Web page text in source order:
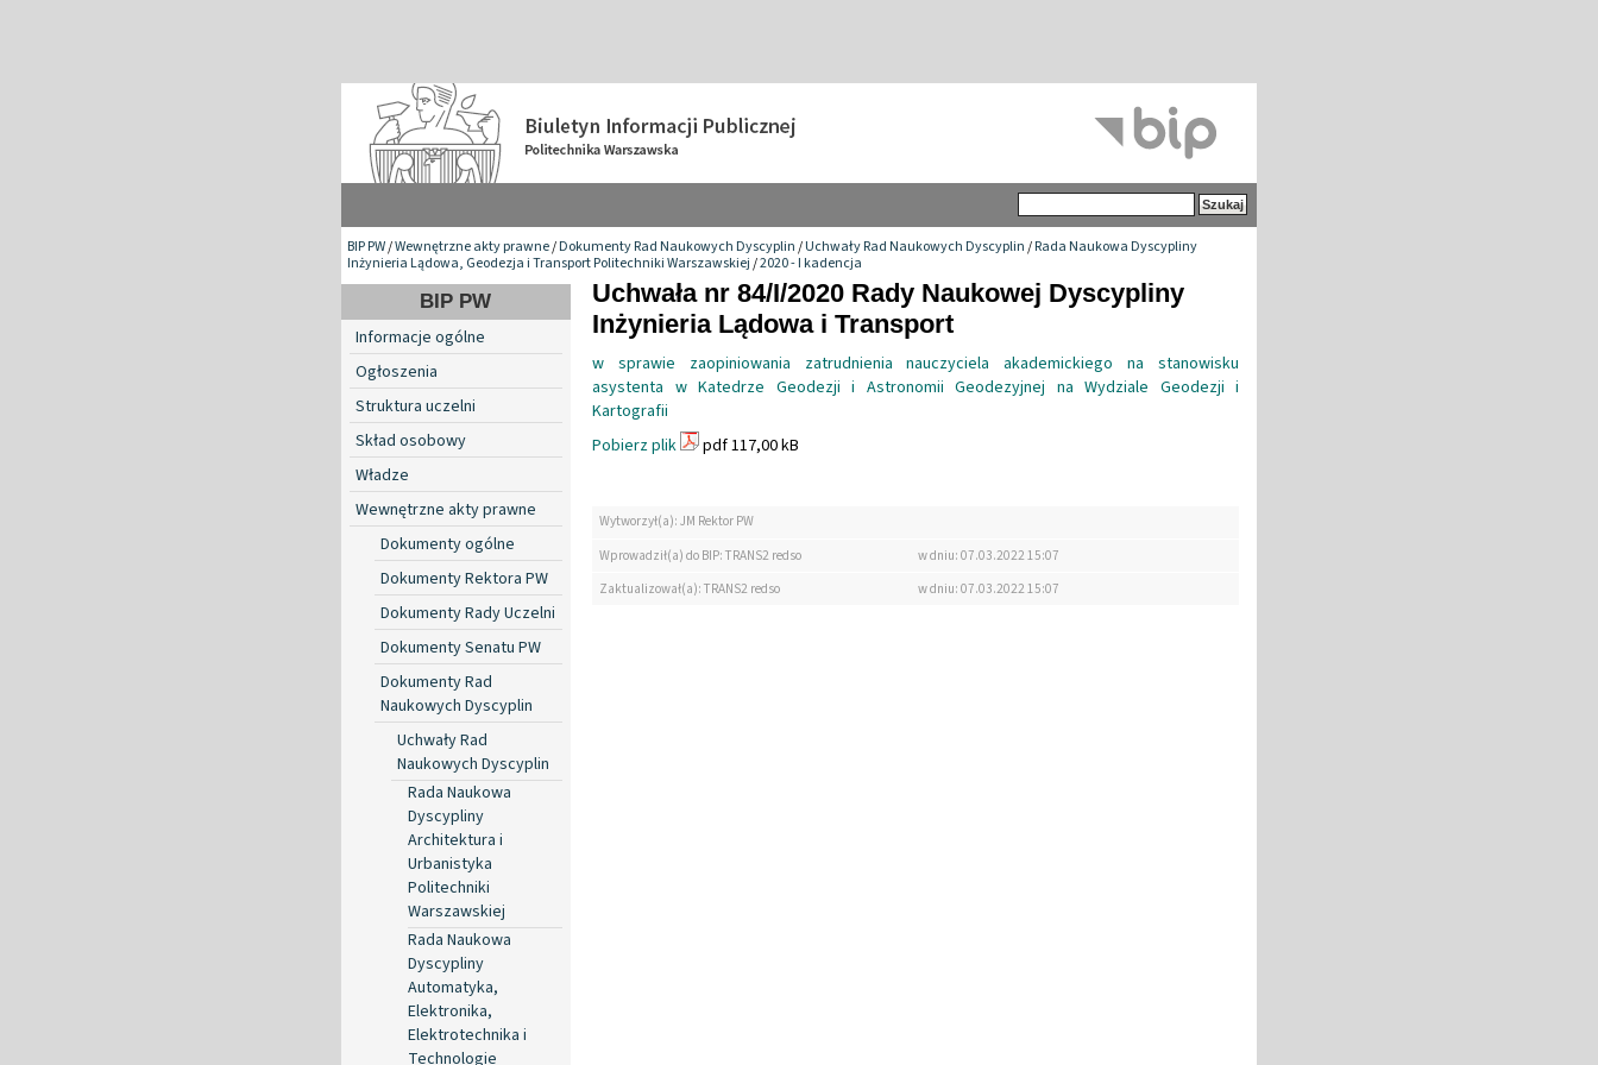
BIP PW/Wewnętrzne akty prawne/Dokumenty Rad Naukowych Dyscyplin/Uchwały Rad Naukowych Dyscyplin/Rada Naukowa Dyscypliny
Inżynieria Lądowa, Geodezja i Transport Politechniki Warszawskiej/2020 - I kadencja
BIP PW
Informacje ogólne
Ogłoszenia
Struktura uczelni
Skład osobowy
Władze
Wewnętrzne akty prawne
Dokumenty ogólne
Dokumenty Rektora PW
Dokumenty Rady Uczelni
Dokumenty Senatu PW
Dokumenty Rad
Naukowych Dyscyplin
Uchwały Rad
Naukowych Dyscyplin
Rada Naukowa
Dyscypliny
Architektura i
Urbanistyka
Politechniki
Warszawskiej
Rada Naukowa
Dyscypliny
Automatyka,
Elektronika,
Elektrotechnika i
Technologie
Uchwała nr 84/I/2020 Rady Naukowej Dyscypliny
Inżynieria Lądowa i Transport
w sprawie zaopiniowania zatrudnienia nauczyciela akademickiego na stanowisku
asystenta w Katedrze Geodezji i Astronomii Geodezyjnej na Wydziale Geodezji i
Kartografii
Pobierz plik
pdf 117,00 kB
Wytworzył(a): JM Rektor PW
Wprowadził(a) do BIP: TRANS2 redso
w dniu: 07.03.2022 15:07
Zaktualizował(a): TRANS2 redso
w dniu: 07.03.2022 15:07